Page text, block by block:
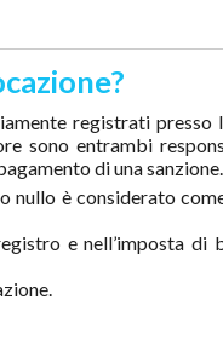
registrati presso
sono entrambi
di una sanzione.
è considerato
e nell’imposta di